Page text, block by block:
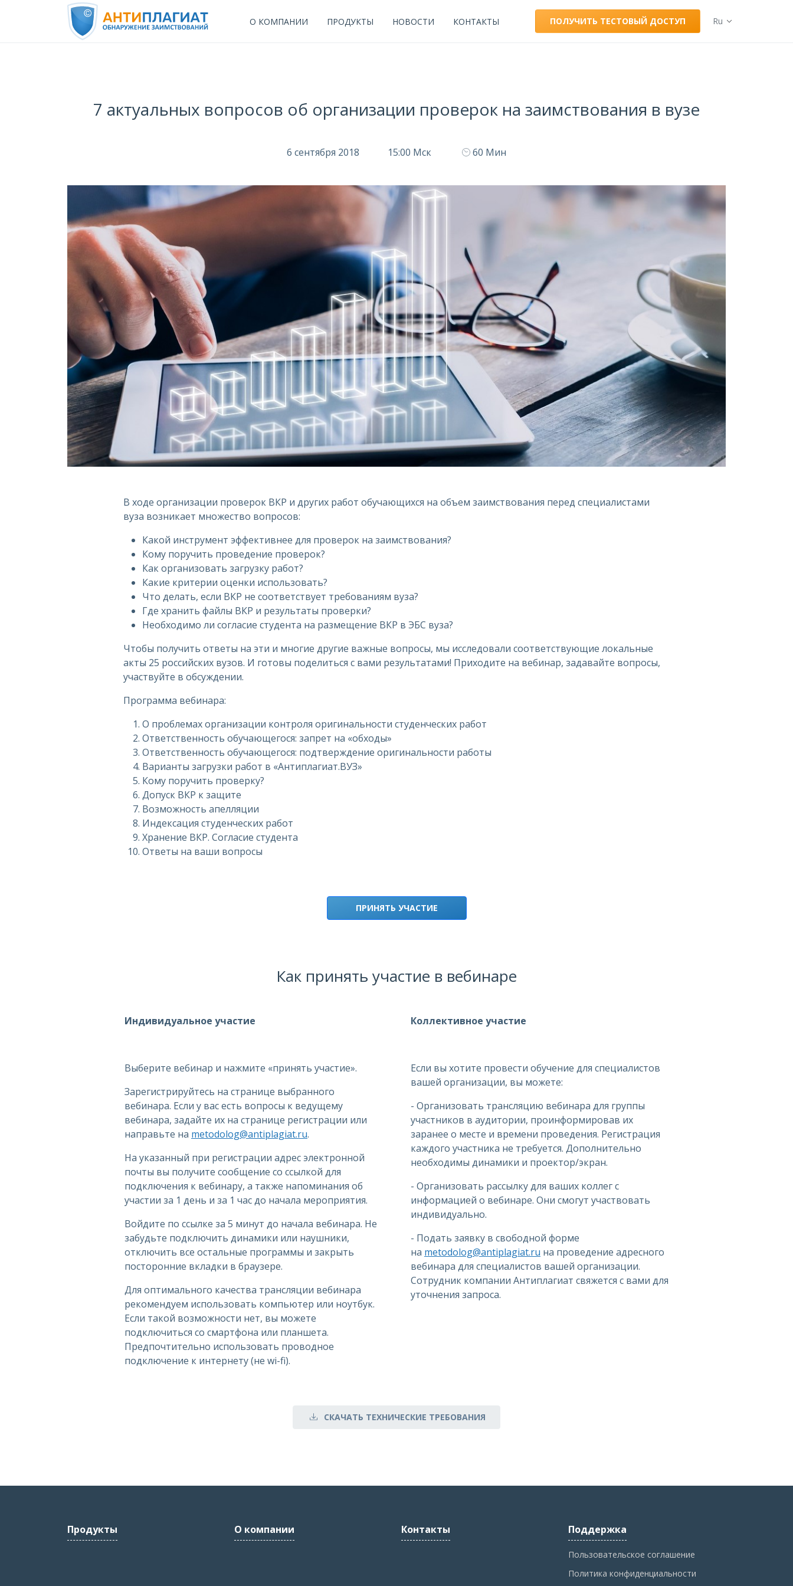
О КОМПАНИИ ПРОДУКТЫ НОВОСТИ КОНТАКТЫ ПОЛУЧИТЬ ТЕСТОВЫЙ ДОСТУП Ru
7 актуальных вопросов об организации проверок на заимствования в вузе
6 сентября 2018 15:00 Мск 60 Мин
В ходе организации проверок ВКР и других работ обучающихся на объем заимствования перед специалистами
вуза возникает множество вопросов:
Какой инструмент эффективнее для проверок на заимствования?
Кому поручить проведение проверок?
Как организовать загрузку работ?
Какие критерии оценки использовать?
Что делать, если ВКР не соответствует требованиям вуза?
Где хранить файлы ВКР и результаты проверки?
Необходимо ли согласие студента на размещение ВКР в ЭБС вуза?
Чтобы получить ответы на эти и многие другие важные вопросы, мы исследовали соответствующие локальные
акты 25 российских вузов. И готовы поделиться с вами результатами! Приходите на вебинар, задавайте вопросы,
участвуйте в обсуждении.
Программа вебинара:
О проблемах организации контроля оригинальности студенческих работ
Ответственность обучающегося: запрет на «обходы»
Ответственность обучающегося: подтверждение оригинальности работы
Варианты загрузки работ в «Антиплагиат.ВУЗ»
Кому поручить проверку?
Допуск ВКР к защите
Возможность апелляции
Индексация студенческих работ
Хранение ВКР. Согласие студента
Ответы на ваши вопросы
ПРИНЯТЬ УЧАСТИЕ
Как принять участие в вебинаре
Индивидуальное участие
Выберите вебинар и нажмите «принять участие».
Зарегистрируйтесь на странице выбранного
вебинара. Если у вас есть вопросы к ведущему
вебинара, задайте их на странице регистрации или
направьте на metodolog@antiplagiat.ru.
На указанный при регистрации адрес электронной
почты вы получите сообщение со ссылкой для
подключения к вебинару, а также напоминания об
участии за 1 день и за 1 час до начала мероприятия.
Войдите по ссылке за 5 минут до начала вебинара. Не
забудьте подключить динамики или наушники,
отключить все остальные программы и закрыть
посторонние вкладки в браузере.
Для оптимального качества трансляции вебинара
рекомендуем использовать компьютер или ноутбук.
Если такой возможности нет, вы можете
подключиться со смартфона или планшета.
Предпочтительно использовать проводное
подключение к интернету (не wi-fi).
Коллективное участие
Если вы хотите провести обучение для специалистов
вашей организации, вы можете:
- Организовать трансляцию вебинара для группы
участников в аудитории, проинформировав их
заранее о месте и времени проведения. Регистрация
каждого участника не требуется. Дополнительно
необходимы динамики и проектор/экран.
- Организовать рассылку для ваших коллег с
информацией о вебинаре. Они смогут участвовать
индивидуально.
- Подать заявку в свободной форме
на metodolog@antiplagiat.ru на проведение адресного
вебинара для специалистов вашей организации.
Сотрудник компании Антиплагиат свяжется с вами для
уточнения запроса.
СКАЧАТЬ ТЕХНИЧЕСКИЕ ТРЕБОВАНИЯ
Продукты О компании Контакты Поддержка
Пользовательское соглашение
Политика конфиденциальности